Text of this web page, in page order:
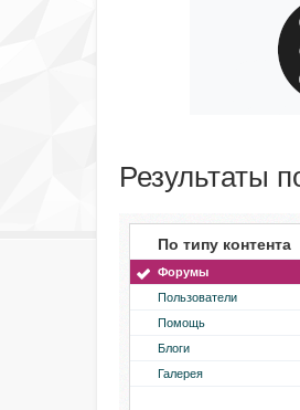
Результаты
По типу контента
Форумы
Пользователи
Помощь
Блоги
Галерея